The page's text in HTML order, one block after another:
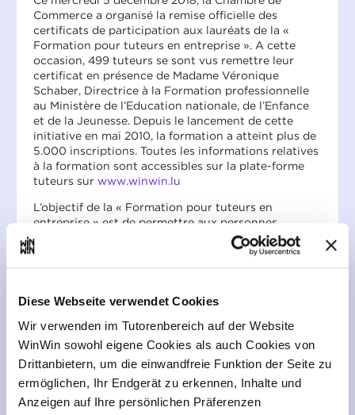
Diese Webseite verwendet Cookies
Wir verwenden im Tutorenbereich auf der Website
WinWin sowohl eigene Cookies als auch Cookies von
Drittanbietern, um die einwandfreie Funktion der Seite zu
ermöglichen, Ihr Endgerät zu erkennen, Inhalte und
Anzeigen auf Ihre persönlichen Präferenzen
Commerce a organisé la remise officielle des
certificats de participation aux lauréats de la «
Formation pour tuteurs en entreprise ». A cette
occasion, 499 tuteurs se sont vus remettre leur
certificat en présence de Madame Véronique
Schaber, Directrice à la Formation professionnelle
au Ministère de l’Education nationale, de l’Enfance
et de la Jeunesse. Depuis le lancement de cette
initiative en mai 2010, la formation a atteint plus de
5.000 inscriptions. Toutes les informations relatives
à la formation sont accessibles sur la plate-forme
tuteurs sur www.winwin.lu
L’objectif de la « Formation pour tuteurs en
entreprise » est de permettre aux personnes
chargées d’encadrer et d’accompagner les apprentis
en entreprise (tuteurs), de mieux remplir les
missions qui leur sont confiées, en leur fournissant
l’encadrement de l’apprenti, la transmission de
compétences acquises.
Selon la réglementation en vigueur, la participation
à cette formation est obligatoire pour toute
entreprise qui s’investit dans la formation d’un ou
de plusieurs apprentis. Cette formation s’inscrit